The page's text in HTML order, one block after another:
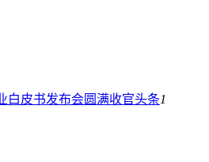
白皮书发布会圆满收官头条1